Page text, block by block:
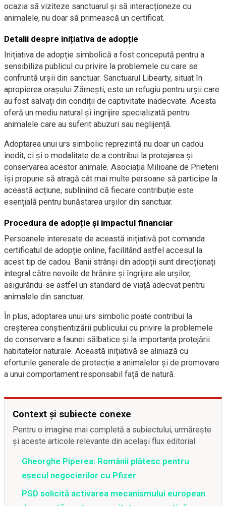
ocazia să viziteze sanctuarul și să interacționeze cu
animalele, nu doar să primească un certificat.
Detalii despre inițiativa de adopție
Inițiativa de adopție simbolică a fost concepută pentru a
sensibiliza publicul cu privire la problemele cu care se
confruntă urșii din sanctuar. Sanctuarul Libearty, situat în
apropierea orașului Zărnești, este un refugiu pentru urșii care
au fost salvați din condiții de captivitate inadecvate. Acesta
oferă un mediu natural și îngrijire specializată pentru
animalele care au suferit abuzuri sau neglijență.
Adoptarea unui urs simbolic reprezintă nu doar un cadou
inedit, ci și o modalitate de a contribui la protejarea și
conservarea acestor animale. Asociația Milioane de Prieteni
își propune să atragă cât mai multe persoane să participe la
această acțiune, subliniind că fiecare contribuție este
esențială pentru bunăstarea urșilor din sanctuar.
Procedura de adopție și impactul financiar
Persoanele interesate de această inițiativă pot comanda
certificatul de adopție online, facilitând astfel accesul la
acest tip de cadou. Banii strânși din adopții sunt direcționați
integral către nevoile de hrănire și îngrijire ale urșilor,
asigurându-se astfel un standard de viață adecvat pentru
animalele din sanctuar.
În plus, adoptarea unui urs simbolic poate contribui la
creșterea conștientizării publicului cu privire la problemele
de conservare a faunei sălbatice și la importanța protejării
habitatelor naturale. Această inițiativă se aliniază cu
eforturile generale de protecție a animalelor și de promovare
a unui comportament responsabil față de natură.
Context și subiecte conexe
Pentru o imagine mai completă a subiectului, urmărește
și aceste articole relevante din același flux editorial.
Gheorghe Piperea: Românii plătesc pentru
eșecul negocierilor cu Pfizer
PSD solicită activarea mecanismului european